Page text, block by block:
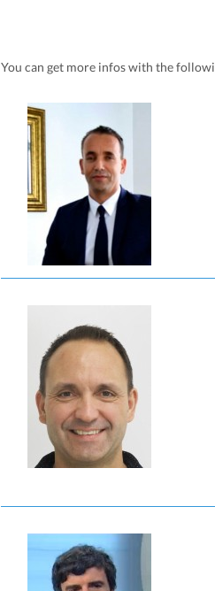
You can get more infos with the